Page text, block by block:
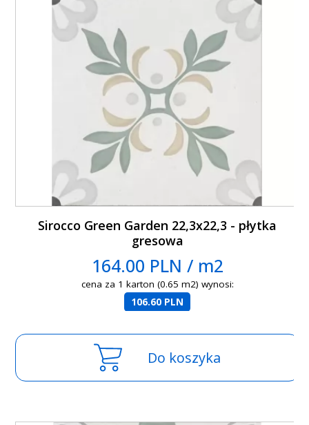
Sirocco Green Garden 22,3x22,3 - płytka
gresowa
164.00 PLN / m2
cena za 1 karton (0.65 m2) wynosi:
106.60 PLN
Do koszyka